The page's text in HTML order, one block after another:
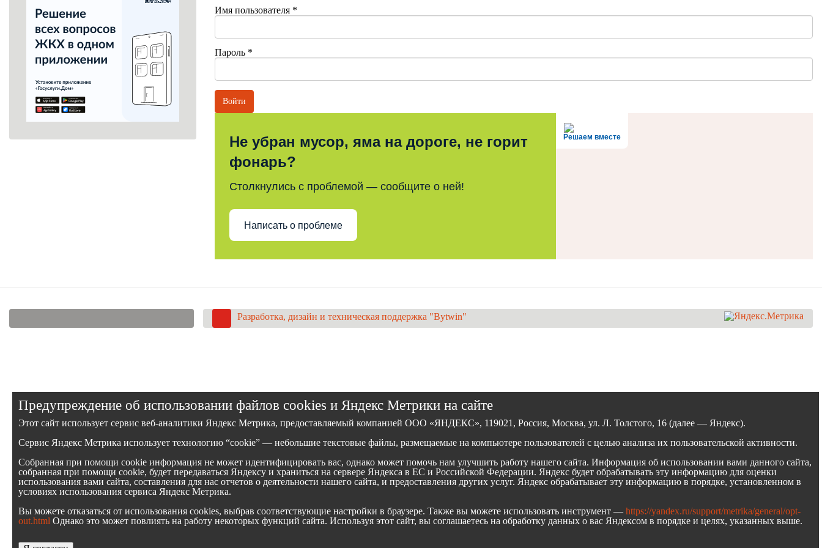
Предупреждение об использовании файлов cookies и Яндекс Метрики на сайте
Этот сайт использует сервис веб-аналитики Яндекс Метрика, предоставляемый компанией ООО «ЯНДЕКС», 119021, Россия, Москва, ул. Л. Толстого, 16 (далее — Яндекс).
Сервис Яндекс Метрика использует технологию “cookie” — небольшие текстовые файлы, размещаемые на компьютере пользователей с целью анализа их пользовательской активности.
Собранная при помощи cookie информация не может идентифицировать вас, однако может помочь нам улучшить работу нашего сайта. Информация об использовании вами данного сайта,
собранная при помощи cookie, будет передаваться Яндексу и храниться на сервере Яндекса в ЕС и Российской Федерации. Яндекс будет обрабатывать эту информацию для оценки
использования вами сайта, составления для нас отчетов о деятельности нашего сайта, и предоставления других услуг. Яндекс обрабатывает эту информацию в порядке, установленном в
условиях использования сервиса Яндекс Метрика.
Вы можете отказаться от использования cookies, выбрав соответствующие настройки в браузере. Также вы можете использовать инструмент — https://yandex.ru/support/metrika/general/opt-
out.html Однако это может повлиять на работу некоторых функций сайта. Используя этот сайт, вы соглашаетесь на обработку данных о вас Яндексом в порядке и целях, указанных выше.
Имя пользователя *
Пароль *
Войти
Решаем вместе
Не убран мусор, яма на дороге, не горит
фонарь?
Столкнулись с проблемой — сообщите о ней!
Написать о проблеме
Разработка, дизайн и техническая поддержка "Bytwin"